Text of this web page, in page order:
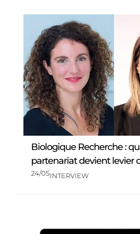
Biologique Recherche :
partenariat devient levier
24/05INTERVIEW